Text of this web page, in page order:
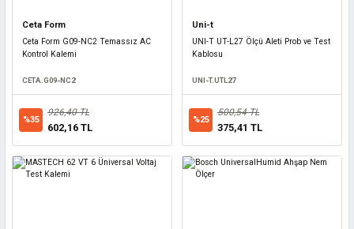
Ceta Form
Ceta Form G09-NC2 Temassız AC
Kontrol Kalemi
CETA.G09-NC2
%35
926,40 TL
602,16 TL
Uni-t
UNI-T UT-L27 Ölçü Aleti Prob ve Test
Kablosu
UNI-T.UTL27
%25
500,54 TL
375,41 TL